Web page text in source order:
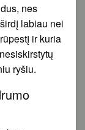
nes
labiau nei
ir kuria
ryšiu.